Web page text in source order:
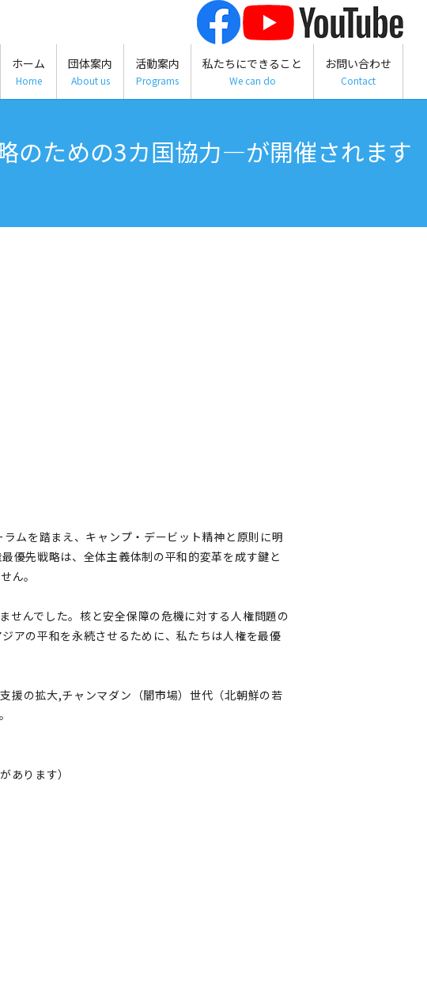
ホーム
Home
団体案内
About us
活動案内
Programs
私たちにできること
We can do
お問い合わせ
Contact
のための3カ国協力―が開催されます
ムを踏まえ、キャンプ・デービット精神と原則に明
優先戦略は、全体主義体制の平和的変革を成す鍵と
ん。
せんでした。核と安全保障の危機に対する人権問題の
アの平和を永続させるために、私たちは人権を最優
援の拡大,チャンマダン（闇市場）世代（北朝鮮の若
あります）